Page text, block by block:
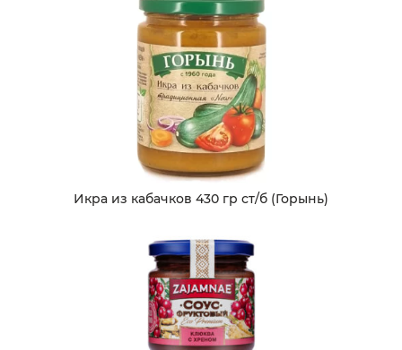
Икра из кабачков 430 гр ст/б (Горынь)